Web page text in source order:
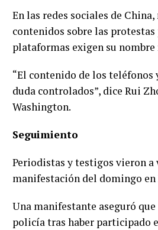
En las redes sociales de
contenidos sobre las
plataformas exigen su
“El contenido de los teléfonos
duda controlados”, dice Rui
Washington.
Seguimiento
Periodistas y testigos vieron
manifestación del domingo en
Una manifestante aseguró
policía tras haber participado